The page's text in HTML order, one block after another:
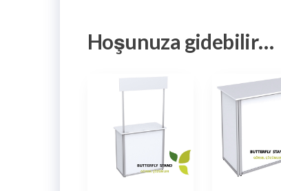
Hoşunuza gidebilir…